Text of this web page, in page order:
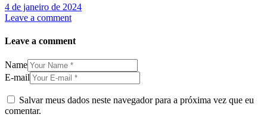
4 de janeiro de 2024
Leave a comment
Leave a comment
Name
E-mail
Salvar meus dados neste navegador para a próxima vez que eu
comentar.